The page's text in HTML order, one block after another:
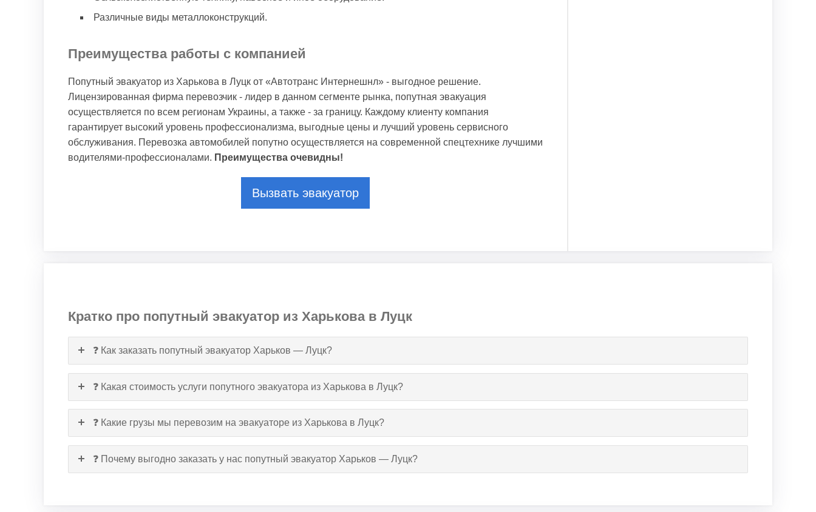
Различные виды металлоконструкций.
Преимущества работы с компанией
Попутный эвакуатор из Харькова в Луцк от «Автотранс Интернешнл» - выгодное решение.
Лицензированная фирма перевозчик - лидер в данном сегменте рынка, попутная эвакуация
осуществляется по всем регионам Украины, а также - за границу. Каждому клиенту компания
гарантирует высокий уровень профессионализма, выгодные цены и лучший уровень сервисного
обслуживания. Перевозка автомобилей попутно осуществляется на современной спецтехнике лучшими
водителями-профессионалами. Преимущества очевидны!
Вызвать эвакуатор
Кратко про попутный эвакуатор из Харькова в Луцк
❓ Как заказать попутный эвакуатор Харьков — Луцк?
❓ Какая стоимость услуги попутного эвакуатора из Харькова в Луцк?
❓ Какие грузы мы перевозим на эвакуаторе из Харькова в Луцк?
❓ Почему выгодно заказать у нас попутный эвакуатор Харьков — Луцк?